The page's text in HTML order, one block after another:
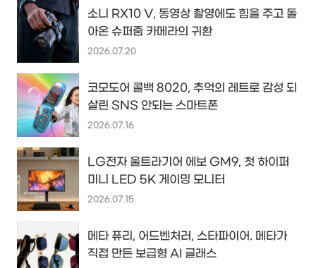
소니 RX10 V, 동영상 촬영에도 힘을 주고 돌
아온 슈퍼줌 카메라의 귀환
2026.07.20
코모도어 콜백 8020, 추억의 레트로 감성 되
살린 SNS 안되는 스마트폰
2026.07.16
LG전자 울트라기어 에보 GM9, 첫 하이퍼
미니 LED 5K 게이밍 모니터
2026.07.15
메타 퓨리, 어드벤처러, 스타파이어. 메타가
직접 만든 보급형 AI 글래스